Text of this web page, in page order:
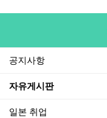
공지사항
자유게시판
일본 취업